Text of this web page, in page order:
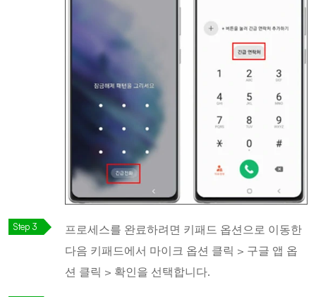
프로세스를 완료하려면 키패드 옵션으로 이동한
다음 키패드에서 마이크 옵션 클릭 > 구글 앱 옵
션 클릭 > 확인을 선택합니다.